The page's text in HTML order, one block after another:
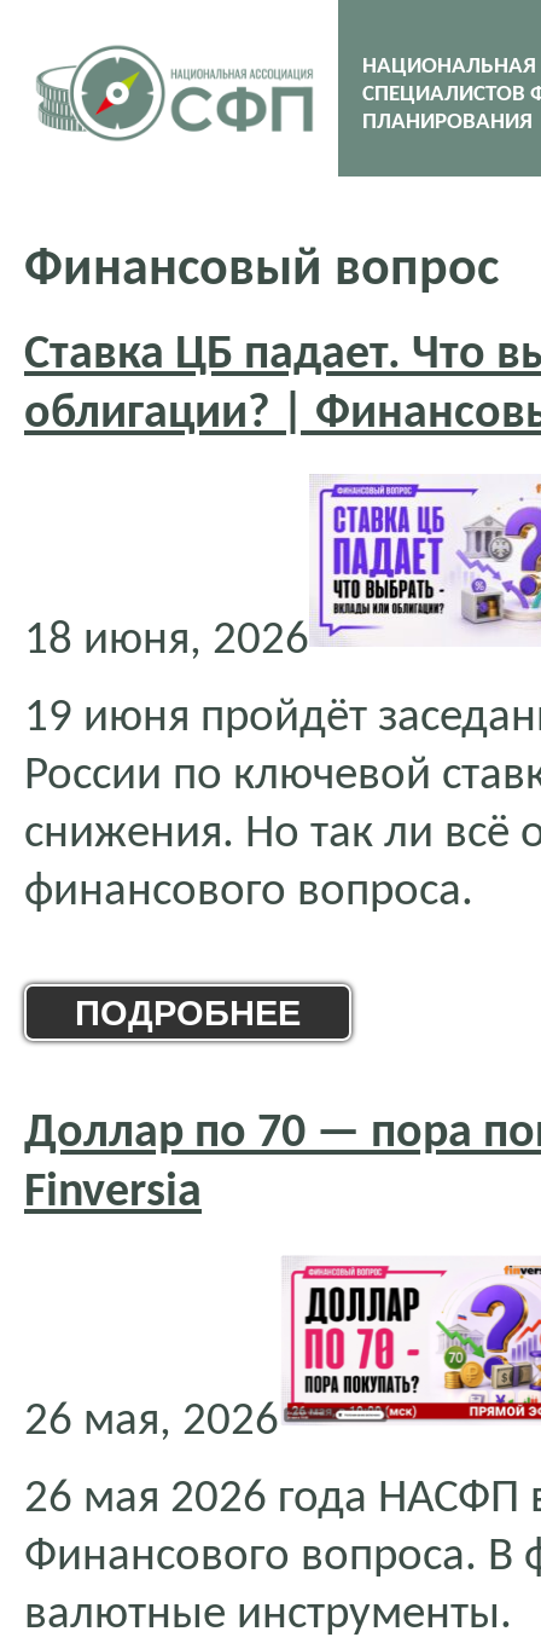
НАЦИОНАЛЬНАЯ
СПЕЦИАЛИСТОВ
ПЛАНИРОВАНИЯ
Финансовый вопрос
Ставка ЦБ падает. Что
облигации? |
18 июня, 2026
19 июня пройдёт
России по ключевой
снижения. Но так ли всё
финансового вопроса.
ПОДРОБНЕЕ
Доллар по 70 — пора
Finversia
26 мая, 2026
26 мая 2026 года НАСФП
Финансового вопроса.
валютные инструменты.